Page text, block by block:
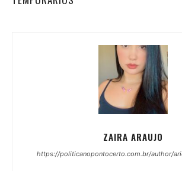
ZAIRA ARAUJO
https://politicanopontocerto.com.br/author/